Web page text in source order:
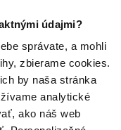
údajmi?
správate, a mohli
zbierame cookies.
by naša stránka
analytické
ako náš web